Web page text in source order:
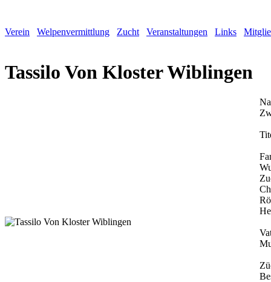
Verein Welpenvermittlung Zucht Veranstaltungen Links
Tassilo Von Kloster Wiblingen